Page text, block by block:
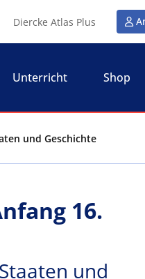
Diercke Atlas Plus
Unterricht Shop
und Geschichte
16.
und